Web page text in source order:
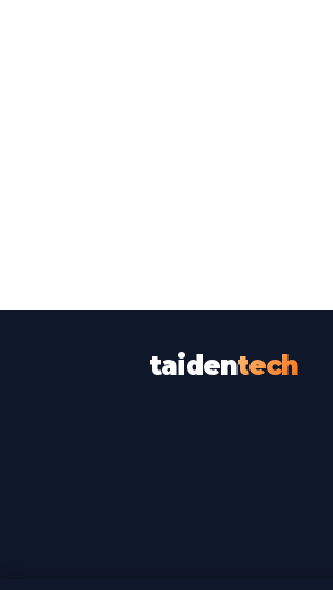
taidentech